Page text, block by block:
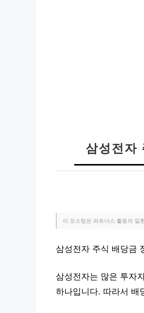
삼성전자
이 포스팅은 파트너스 활동의 일
삼성전자 주식 배당금
삼성전자는 많은 투자
하나입니다. 따라서 배